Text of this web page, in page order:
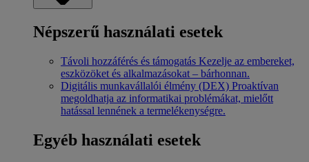
Népszerű használati esetek
Távoli hozzáférés és támogatás Kezelje az embereket,
eszközöket és alkalmazásokat – bárhonnan.
Digitális munkavállalói élmény (DEX) Proaktívan
megoldhatja az informatikai problémákat, mielőtt
hatással lennének a termelékenységre.
Egyéb használati esetek